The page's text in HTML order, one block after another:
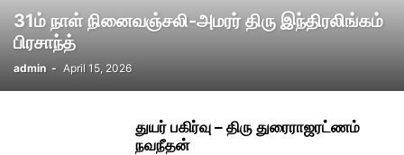
31ம் நாள் நினைவஞ்சலி-அமரர் திரு இந்திரலிங்கம்
பிரசாந்த்
admin - April 15, 2026
துயர் பகிர்வு – திரு துரைராஜரட்ணம்
நவநீதன்